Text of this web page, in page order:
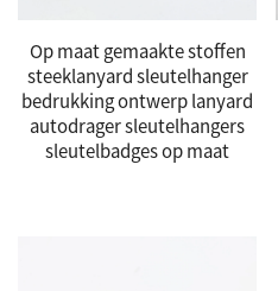
Op maat gemaakte stoffen
steeklanyard sleutelhanger
bedrukking ontwerp lanyard
autodrager sleutelhangers
sleutelbadges op maat